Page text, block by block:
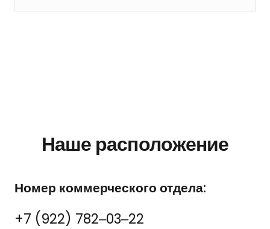
Наше расположение
Номер коммерческого отдела:
+7 (922) 782‒03‒22